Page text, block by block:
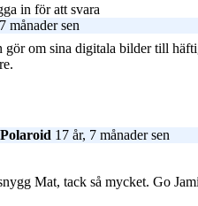
in för att svara
månader sen
gör om sina digitala bilder till
17 år, 7 månader sen
Mat, tack så mycket. Go